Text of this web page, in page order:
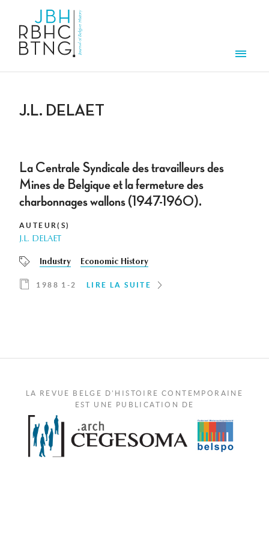
J.L. DELAET
La Centrale Syndicale des travailleurs des
Mines de Belgique et la fermeture des
charbonnages wallons (1947-1960).
AUTEUR(S)
J.L. DELAET
Industry Economic History
1988 1-2 LIRE LA SUITE
LA REVUE BELGE D'HISTOIRE CONTEMPORAINE
EST UNE PUBLICATION DE